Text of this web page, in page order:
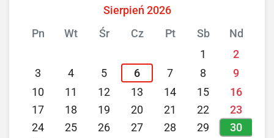
Sierpień 2026
Pn
Wt Śr Cz Pt Sb
Nd
1
2
3
4 5 6 7 8
9
10
11 12 13 14 15
16
17
18 19 20 21 22
23
24
25 26 27 28 29 30